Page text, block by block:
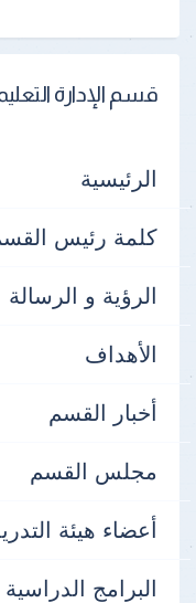
قسم الإدارة
الرئيسية
كلمة رئيس
الرؤية و الرسالة
الأهداف
أخبار القسم
مجلس القسم
أعضاء هيئة
البرامج الدراسية